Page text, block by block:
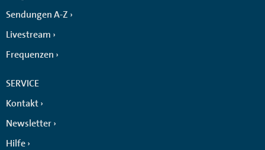
Sendungen A-Z
Livestream
Frequenzen
SERVICE
Kontakt
Newsletter
Hilfe